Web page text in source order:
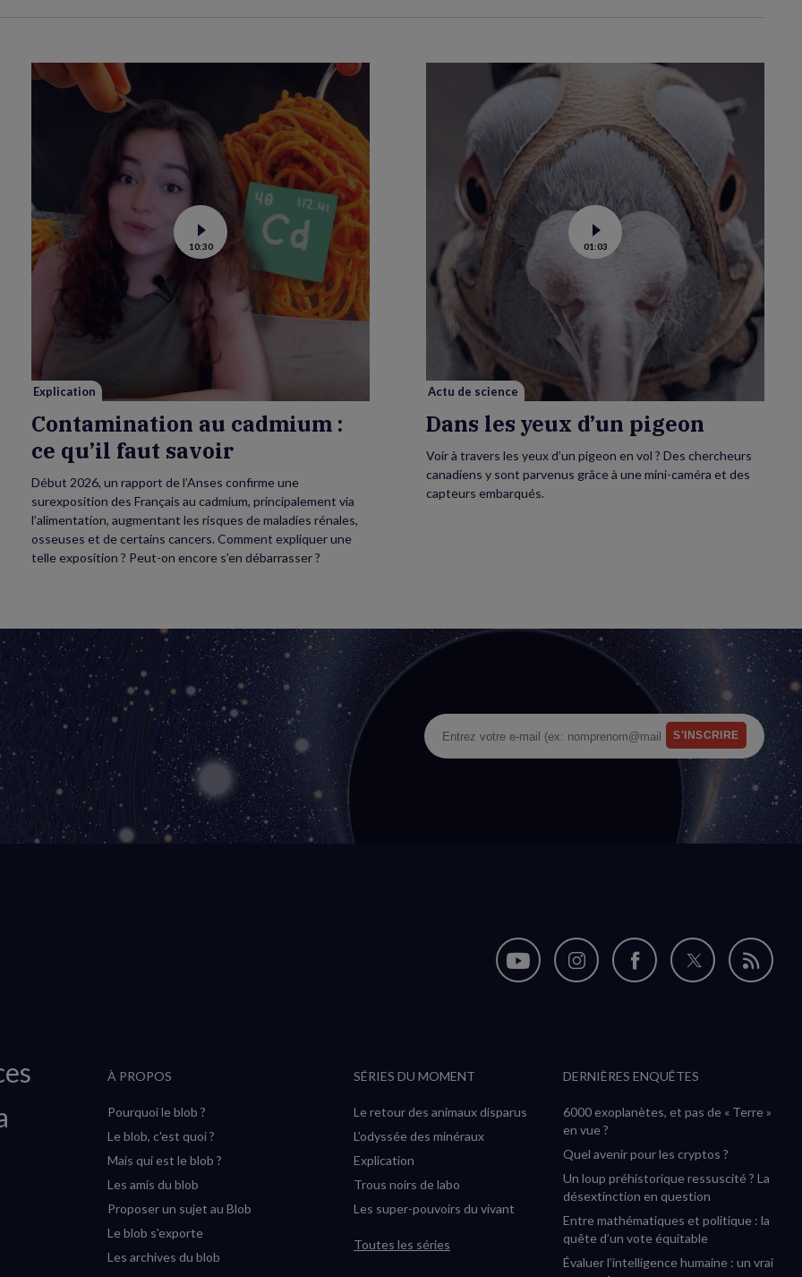
Voir
la
vidéo
au
cadmium :
ce
10:30
Explication
Contamination au cadmium :
ce qu’il faut savoir
Début 2026, un rapport de l’Anses confirme une
surexposition des Français au cadmium, principalement via
l’alimentation, augmentant les risques de maladies rénales,
osseuses et de certains cancers. Comment expliquer une
telle exposition ? Peut-on encore s’en débarrasser ?
Voir
la
vidéo
01:03
Actu de science
Dans les yeux d’un pigeon
Voir à travers les yeux d’un pigeon en vol ? Des chercheurs
canadiens y sont parvenus grâce à une mini-caméra et des
capteurs embarqués.
Nous
(nouvelle
fenêtre)
Nous
(nouvelle
fenêtre)
Nous
(nouvelle
fenêtre)
Nous
(nouvelle
fenêtre)
Flux
À PROPOS
Pourquoi le blob ?
Le blob, c'est quoi ?
Mais qui est le blob ?
Les amis du blob
Proposer un sujet au Blob
Le blob s'exporte
Les archives du blob
SÉRIES DU MOMENT
Le retour des animaux disparus
L’odyssée des minéraux
Explication
Trous noirs de labo
Les super-pouvoirs du vivant
Toutes les séries
DERNIÈRES ENQUÊTES
6000 exoplanètes, et pas de « Terre »
en vue ?
Quel avenir pour les cryptos ?
Un loup préhistorique ressuscité ? La
désextinction en question
Entre mathématiques et politique : la
quête d’un vote équitable
Évaluer l’intelligence humaine : un vrai